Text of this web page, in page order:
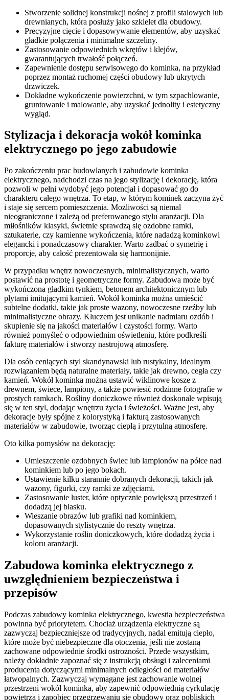
Stworzenie solidnej konstrukcji nośnej z profili stalowych lub
drewnianych, która posłuży jako szkielet dla obudowy.
Precyzyjne cięcie i dopasowywanie elementów, aby uzyskać
gładkie połączenia i minimalne szczeliny.
Zastosowanie odpowiednich wkrętów i klejów,
gwarantujących trwałość połączeń.
Zapewnienie dostępu serwisowego do kominka, na przykład
poprzez montaż ruchomej części obudowy lub ukrytych
drzwiczek.
Dokładne wykończenie powierzchni, w tym szpachlowanie,
gruntowanie i malowanie, aby uzyskać jednolity i estetyczny
wygląd.
Stylizacja i dekoracja wokół kominka
elektrycznego po jego zabudowie
Po zakończeniu prac budowlanych i zabudowie kominka
elektrycznego, nadchodzi czas na jego stylizację i dekorację, która
pozwoli w pełni wydobyć jego potencjał i dopasować go do
charakteru całego wnętrza. To etap, w którym kominek zaczyna żyć
i staje się sercem pomieszczenia. Możliwości są niemal
nieograniczone i zależą od preferowanego stylu aranżacji. Dla
miłośników klasyki, świetnie sprawdzą się ozdobne ramki,
sztukaterie, czy kamienne wykończenia, które nadadzą kominkowi
elegancki i ponadczasowy charakter. Warto zadbać o symetrię i
proporcje, aby całość prezentowała się harmonijnie.
W przypadku wnętrz nowoczesnych, minimalistycznych, warto
postawić na prostotę i geometryczne formy. Zabudowa może być
wykończona gładkim tynkiem, betonem architektonicznym lub
płytami imitującymi kamień. Wokół kominka można umieścić
subtelne dodatki, takie jak proste wazony, nowoczesne rzeźby lub
minimalistyczne obrazy. Kluczem jest unikanie nadmiaru ozdób i
skupienie się na jakości materiałów i czystości formy. Warto
również pomyśleć o odpowiednim oświetleniu, które podkreśli
fakturę materiałów i stworzy nastrojową atmosferę.
Dla osób ceniących styl skandynawski lub rustykalny, idealnym
rozwiązaniem będą naturalne materiały, takie jak drewno, cegła czy
kamień. Wokół kominka można ustawić wiklinowe kosze z
drewnem, świece, lampiony, a także powiesić rodzinne fotografie w
prostych ramkach. Rośliny doniczkowe również doskonale wpisują
się w ten styl, dodając wnętrzu życia i świeżości. Ważne jest, aby
dekoracje były spójne z kolorystyką i fakturą zastosowanych
materiałów w zabudowie, tworząc ciepłą i przytulną atmosferę.
Oto kilka pomysłów na dekorację:
Umieszczenie ozdobnych świec lub lampionów na półce nad
kominkiem lub po jego bokach.
Ustawienie kilku starannie dobranych dekoracji, takich jak
wazony, figurki, czy ramki ze zdjęciami.
Zastosowanie luster, które optycznie powiększą przestrzeń i
dodadzą jej blasku.
Wieszanie obrazów lub grafiki nad kominkiem,
dopasowanych stylistycznie do reszty wnętrza.
Wykorzystanie roślin doniczkowych, które dodadzą życia i
koloru aranżacji.
Zabudowa kominka elektrycznego z
uwzględnieniem bezpieczeństwa i
przepisów
Podczas zabudowy kominka elektrycznego, kwestia bezpieczeństwa
powinna być priorytetem. Chociaż urządzenia elektryczne są
zazwyczaj bezpieczniejsze od tradycyjnych, nadal emitują ciepło,
które może być niebezpieczne dla otoczenia, jeśli nie zostaną
zachowane odpowiednie środki ostrożności. Przede wszystkim,
należy dokładnie zapoznać się z instrukcją obsługi i zaleceniami
producenta dotyczącymi minimalnych odległości od materiałów
łatwopalnych. Zazwyczaj wymagane jest zachowanie wolnej
przestrzeni wokół kominka, aby zapewnić odpowiednią cyrkulację
powietrza i zapobiec przegrzewaniu się obudowy oraz pobliskich